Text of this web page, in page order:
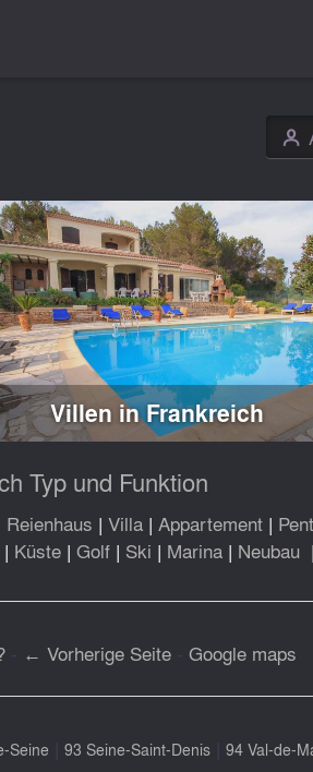
👤
Villen in Frankreich
Typ und Funktion
Reienhaus | Villa| Appartement|
Küste| Golf| Ski | Marina| Neubau |
- ← Vorherige Seite- Google maps
Seine | 93 Seine-Saint-Denis| 94 Val-de-